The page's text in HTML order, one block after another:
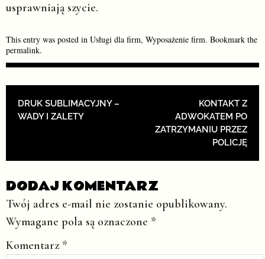
usprawniają szycie.
This entry was posted in Usługi dla firm, Wyposażenie firm. Bookmark the
permalink.
POST NAVIGATION
DRUK SUBLIMACYJNY –
WADY I ZALETY
KONTAKT Z
ADWOKATEM PO
ZATRZYMANIU PRZEZ
POLICJĘ
DODAJ KOMENTARZ
Twój adres e-mail nie zostanie opublikowany.
Wymagane pola są oznaczone *
Komentarz *